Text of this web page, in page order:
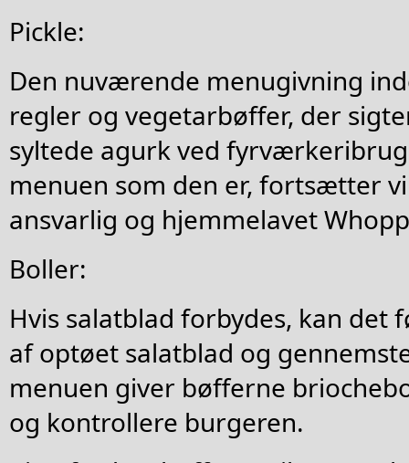
Pickle:
Den nuværende menugivning
regler og vegetarbøffer, der
syltede agurk ved
menuen som den er, fortsætter
ansvarlig og hjemmelavet
Boller:
Hvis salatblad forbydes, kan det
af optøet salatblad og
menuen giver bøfferne
og kontrollere burgeren.